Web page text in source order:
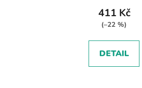
411 Kč
(–22 %)
DETAIL